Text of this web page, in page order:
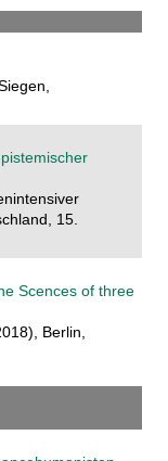
15.
Scences of three
Berlin,